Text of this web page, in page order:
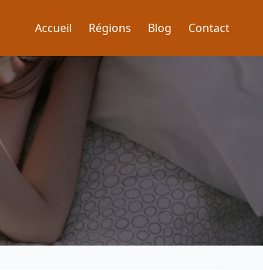
Accueil Régions Blog Contact